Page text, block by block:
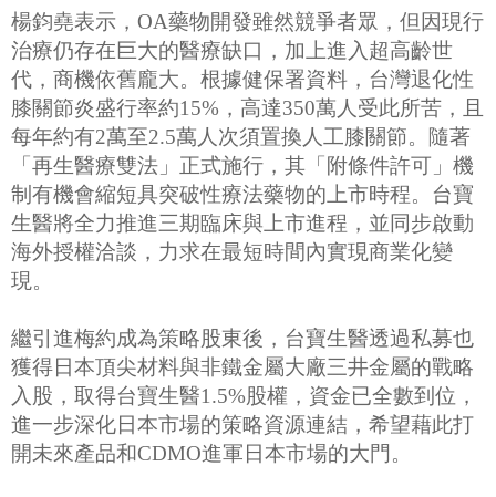
楊鈞堯表示，OA藥物開發雖然競爭者眾，但因現行
治療仍存在巨大的醫療缺口，加上進入超高齡世
代，商機依舊龐大。根據健保署資料，台灣退化性
膝關節炎盛行率約15%，高達350萬人受此所苦，且
每年約有2萬至2.5萬人次須置換人工膝關節。隨著
「再生醫療雙法」正式施行，其「附條件許可」機
制有機會縮短具突破性療法藥物的上市時程。台寶
生醫將全力推進三期臨床與上市進程，並同步啟動
海外授權洽談，力求在最短時間內實現商業化變
現。
繼引進梅約成為策略股東後，台寶生醫透過私募也
獲得日本頂尖材料與非鐵金屬大廠三井金屬的戰略
入股，取得台寶生醫1.5%股權，資金已全數到位，
進一步深化日本市場的策略資源連結，希望藉此打
開未來產品和CDMO進軍日本市場的大門。